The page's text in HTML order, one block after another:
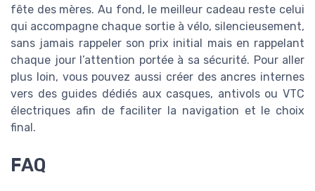
fête des mères. Au fond, le meilleur cadeau reste celui
qui accompagne chaque sortie à vélo, silencieusement,
sans jamais rappeler son prix initial mais en rappelant
chaque jour l’attention portée à sa sécurité. Pour aller
plus loin, vous pouvez aussi créer des ancres internes
vers des guides dédiés aux casques, antivols ou VTC
électriques afin de faciliter la navigation et le choix
final.
FAQ